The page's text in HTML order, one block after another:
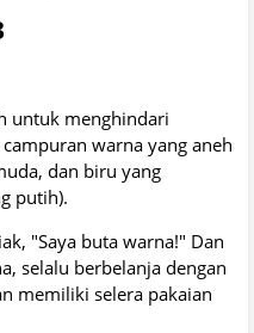
untuk menghindari
warna yang aneh
dan biru yang
putih).
"Saya buta warna!" Dan
selalu berbelanja dengan
memiliki selera pakaian